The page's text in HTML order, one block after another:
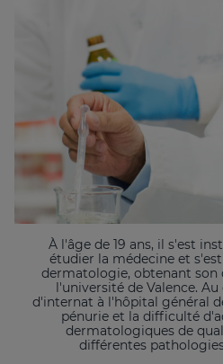
À l'âge de 19 ans, il s'est
étudier la médecine et
dermatologie, obtenant son
l'université de Valence. Au
d'internat à l'hôpital général
pénurie et la difficulté
dermatologiques de
différentes